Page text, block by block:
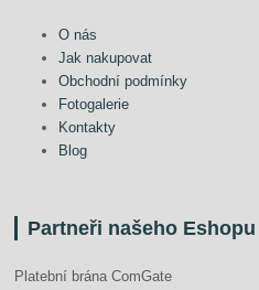
O nás
Jak nakupovat
Obchodní podmínky
Fotogalerie
Kontakty
Blog
Partneři našeho Eshopu
Platební brána ComGate